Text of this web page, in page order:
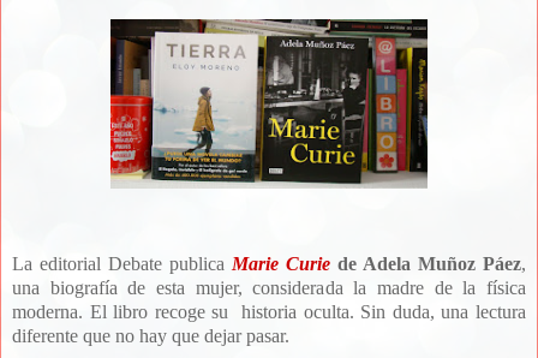
La editorial Debate publica Marie Curie de Adela Muñoz Páez,
una biografía de esta mujer, considerada la madre de la física
moderna. El libro recoge su historia oculta. Sin duda, una lectura
diferente que no hay que dejar pasar.